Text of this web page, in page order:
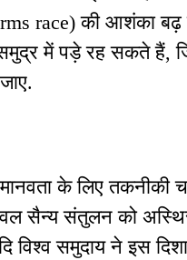
race) की आशंका
समुद्र में पड़े रह सकते हैं,
मानवता के लिए
सैन्य संतुलन को
विश्व समुदाय ने इस